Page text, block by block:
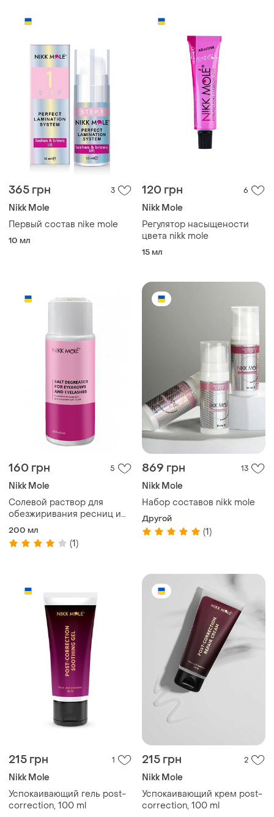
365 грн 3
Nikk Mole
Первый состав nike mole
10 мл
120 грн 6
Nikk Mole
Регулятор насыщености
цвета nikk mole
15 мл
160 грн 5
Nikk Mole
Cолевой раствор для
обезжиривания ресниц и
бровей (обезжириватель)
200 мл
(1)
869 грн 13
Nikk Mole
Набор составов nikk mole
Другой
(1)
215 грн 1
Nikk Mole
Успокаивающий гель post-
correction, 100 ml
215 грн 2
Nikk Mole
Успокаивающий крем post-
correction, 100 ml